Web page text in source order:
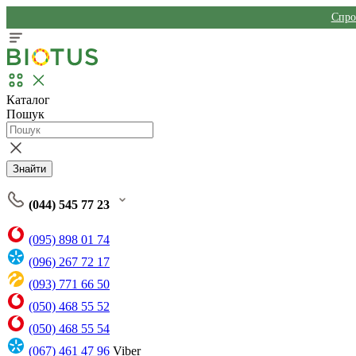
Каталог
Пошук
Знайти
(044) 545 77 23
(095) 898 01 74
(096) 267 72 17
(093) 771 66 50
(050) 468 55 52
(050) 468 55 54
(067) 461 47 96 Viber